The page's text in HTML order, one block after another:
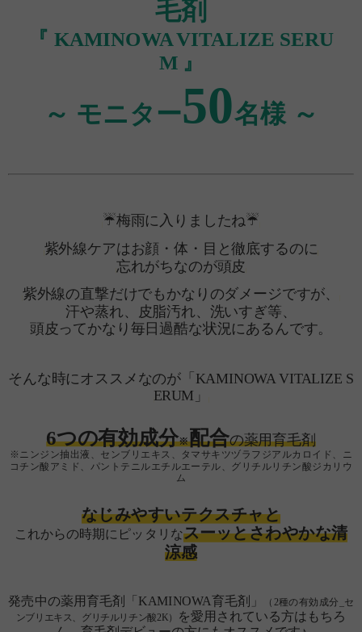
毛剤
『 KAMINOWA VITALIZE SERU
M 』
～ モニター50名様 ～
☔梅雨に入りましたね☔
紫外線ケアはお顔・体・目と徹底するのに
忘れがちなのが頭皮
紫外線の直撃だけでもかなりのダメージですが、
汗や蒸れ、皮脂汚れ、洗いすぎ等、
頭皮ってかなり毎日過酷な状況にあるんです。
そんな時にオススメなのが「KAMINOWA VITALIZE S
ERUM」
6つの有効成分※配合の薬用育毛剤
※ニンジン抽出液、センブリエキス、タマサキツヅラフジアルカロイド、ニ
コチン酸アミド、パントテニルエチルエーテル、グリチルリチン酸ジカリウ
ム
なじみやすいテクスチャと
これからの時期にピッタリなスーッとさわやかな清
涼感
発売中の薬用育毛剤「KAMINOWA育毛剤」 （2種の有効成分_ セ
ンブリエキス、グリチルリチン酸2K）
を愛用されている方はもちろ